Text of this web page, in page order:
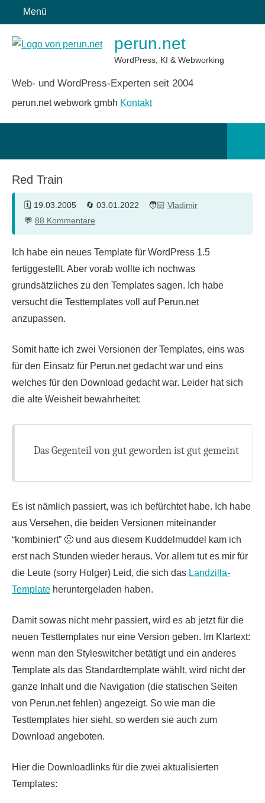
Inhalt
springen
Menü
perun.net
WordPress, KI & Webworking
Web- und WordPress-Experten seit 2004
perun.net webwork gmbh Kontakt
Red Train
19.03.2005 03.01.2022
Vladimir
88 Kommentare
Ich habe ein neues Template für WordPress 1.5
fertiggestellt. Aber vorab wollte ich nochwas
grundsätzliches zu den Templates sagen. Ich habe
versucht die Testtemplates voll auf Perun.net
anzupassen.
Somit hatte ich zwei Versionen der Templates, eins was
für den Einsatz für Perun.net gedacht war und eins
welches für den Download gedacht war. Leider hat sich
die alte Weisheit bewahrheitet:
Das Gegenteil von gut geworden ist gut gemeint
Es ist nämlich passiert, was ich befürchtet habe. Ich habe
aus Versehen, die beiden Versionen miteinander
“kombiniert” 🙁 und aus diesem Kuddelmuddel kam ich
erst nach Stunden wieder heraus. Vor allem tut es mir für
die Leute (sorry Holger) Leid, die sich das Landzilla-
Template heruntergeladen haben.
Damit sowas nicht mehr passiert, wird es ab jetzt für die
neuen Testtemplates nur eine Version geben. Im Klartext:
wenn man den Styleswitcher betätigt und ein anderes
Template als das Standardtemplate wählt, wird nicht der
ganze Inhalt und die Navigation (die statischen Seiten
von Perun.net fehlen) angezeigt. So wie man die
Testtemplates hier sieht, so werden sie auch zum
Download angeboten.
Hier die Downloadlinks für die zwei aktualisierten
Templates: